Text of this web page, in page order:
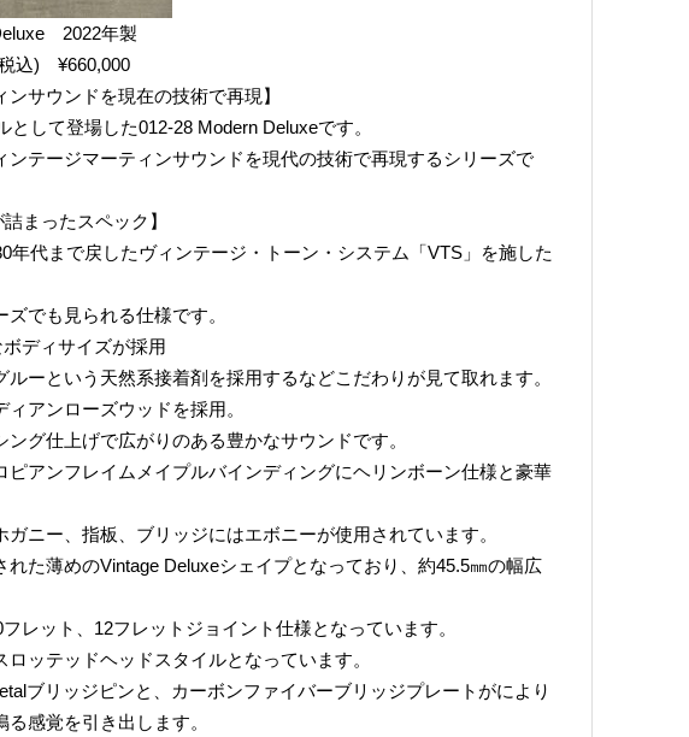
2022年製
込) ¥660,000
ンサウンドを現在の技術で再現】
として登場した012-28 Modern Deluxeです。
ンテージマーティンサウンドを現代の技術で再現するシリーズで
まったスペック】
年代まで戻したヴィンテージ・トーン・システム「VTS」を施した
でも見られる仕様です。
ディサイズが採用
ーという天然系接着剤を採用するなどこだわりが見て取れます。
アンローズウッドを採用。
ング仕上げで広がりのある豊かなサウンドです。
ピアンフレイムメイプルバインディングにヘリンボーン仕様と豪華
ニー、指板、ブリッジにはエボニーが使用されています。
れた薄めのVintage Deluxeシェイプとなっており、約45.5㎜の幅広
レット、12フレットジョイント仕様となっています。
ッテッドヘッドスタイルとなっています。
ブリッジピンと、カーボンファイバーブリッジプレートがにより
感覚を引き出します。